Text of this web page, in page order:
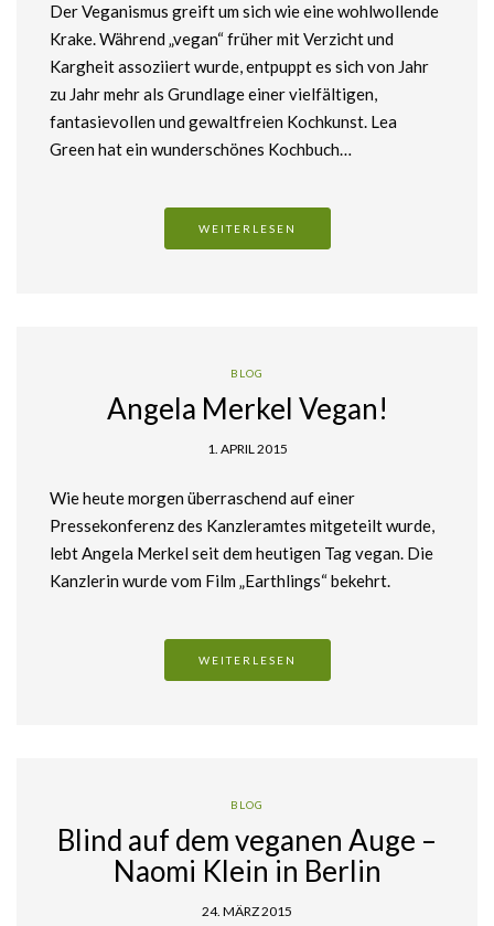
Der Veganismus greift um sich wie eine wohlwollende
Krake. Während „vegan“ früher mit Verzicht und
Kargheit assoziiert wurde, entpuppt es sich von Jahr
zu Jahr mehr als Grundlage einer vielfältigen,
fantasievollen und gewaltfreien Kochkunst. Lea
Green hat ein wunderschönes Kochbuch…
WEITERLESEN
BLOG
Angela Merkel Vegan!
1. APRIL 2015
Wie heute morgen überraschend auf einer
Pressekonferenz des Kanzleramtes mitgeteilt wurde,
lebt Angela Merkel seit dem heutigen Tag vegan. Die
Kanzlerin wurde vom Film „Earthlings“ bekehrt.
WEITERLESEN
BLOG
Blind auf dem veganen Auge –
Naomi Klein in Berlin
24. MÄRZ 2015